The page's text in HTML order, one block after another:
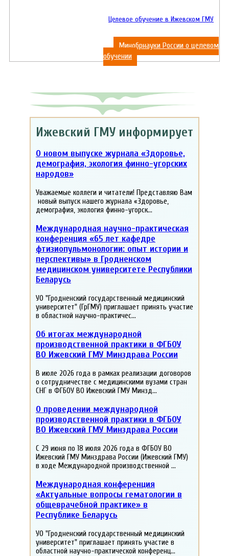
Целевое обучение в Ижевском ГМУ
Минобрнауки России о целевом
обучении
Ижевский ГМУ информирует
О новом выпуске журнала «Здоровье,
демография, экология финно-угорских
народов»
Уважаемые коллеги и читатели! Представляю Вам
новый выпуск нашего журнала «Здоровье,
демография, экология финно-угорск...
Международная научно-практическая
конференция «65 лет кафедре
фтизиопульмонологии: опыт истории и
перспективы» в Гродненском
медицинском университете Республики
Беларусь
УО "Гродненский государственный медицинский
университет" (ГрГМУ) приглашает принять участие
в областной научно-практичес...
Об итогах международной
производственной практики в ФГБОУ
ВО Ижевский ГМУ Минздрава России
В июле 2026 года в рамках реализации договоров
о сотрудничестве с медицинскими вузами стран
СНГ в ФГБОУ ВО Ижевский ГМУ Минзд...
О проведении международной
производственной практики в ФГБОУ
ВО Ижевский ГМУ Минздрава России
С 29 июня по 18 июля 2026 года в ФГБОУ ВО
Ижевский ГМУ Минздрава России (Ижевский ГМУ)
в ходе Международной производственной ...
Международная конференция
«Актуальные вопросы гематологии в
общеврачебной практике» в
Республике Беларусь
УО "Гродненский государственный медицинский
университет" приглашает принять участие в
областной научно-практической конференц...